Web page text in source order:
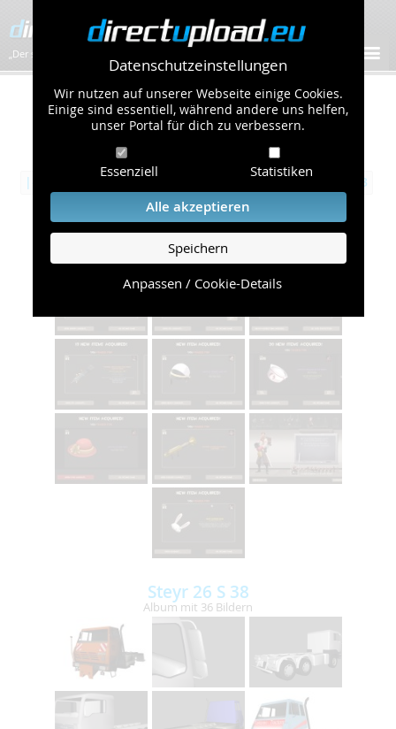
Datenschutzeinstellungen
Wir nutzen auf unserer Webseite einige Cookies.
Einige sind essentiell, während andere uns helfen,
unser Portal für dich zu verbessern.
Essenziell Statistiken
Alle akzeptieren
Speichern
Anpassen / Cookie-Details
„Der schnellste Bilder-Hoster im Web!”
Öffentliche Galerie
Übersicht /Computerspiele
|‹ 4 5 9 10 11
13
››
›|
Items i had so far
Album mit 36 Bildern
Steyr 26 S 38
Album mit 36 Bildern